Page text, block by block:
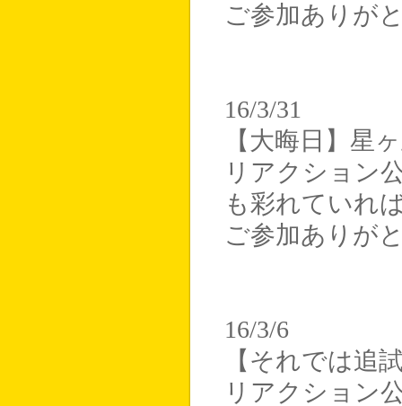
ご参加ありが
16/3/31
【大晦日】星
リアクション
も彩れていれ
ご参加ありが
16/3/6
【それでは追
リアクション